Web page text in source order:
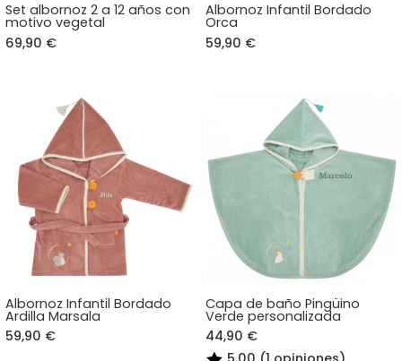
Set albornoz 2 a 12 años con
motivo vegetal
69,90 €
Albornoz Infantil Bordado
Orca
59,90 €
Albornoz Infantil Bordado
Ardilla Marsala
59,90 €
Capa de baño Pingüino
Verde personalizada
44,90 €